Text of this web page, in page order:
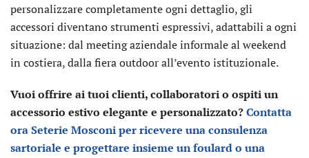
personalizzare completamente ogni dettaglio, gli
accessori diventano strumenti espressivi, adattabili a ogni
situazione: dal meeting aziendale informale al weekend
in costiera, dalla fiera outdoor all’evento istituzionale.
Vuoi offrire ai tuoi clienti, collaboratori o ospiti un
accessorio estivo elegante e personalizzato?Contatta
ora Seterie Mosconi per ricevere una consulenza
sartoriale e progettare insieme un foulard o una